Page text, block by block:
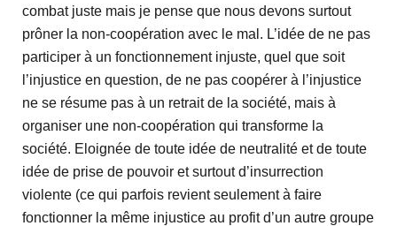
combat juste mais je pense que nous devons surtout
prôner la non-coopération avec le mal. L’idée de ne pas
participer à un fonctionnement injuste, quel que soit
l’injustice en question, de ne pas coopérer à l’injustice
ne se résume pas à un retrait de la société, mais à
organiser une non-coopération qui transforme la
société. Eloignée de toute idée de neutralité et de toute
idée de prise de pouvoir et surtout d’insurrection
violente (ce qui parfois revient seulement à faire
fonctionner la même injustice au profit d’un autre groupe